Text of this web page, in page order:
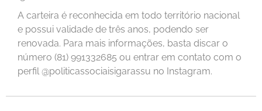
A carteira é reconhecida em todo território nacional
e possui validade de três anos, podendo ser
renovada. Para mais informações, basta discar o
número (81) 991332685 ou entrar em contato com o
perfil @politicassociaisigarassu no Instagram.